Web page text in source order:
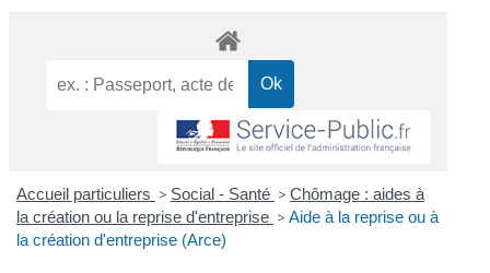
Accueil particuliers > Social - Santé > Chômage : aides à
la création ou la reprise d'entreprise > Aide à la reprise ou à
la création d'entreprise (Arce)